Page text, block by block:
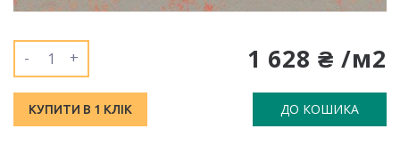
1 628 ₴ /м2
- +
КУПИТИ В 1 КЛІК ДО КОШИКА